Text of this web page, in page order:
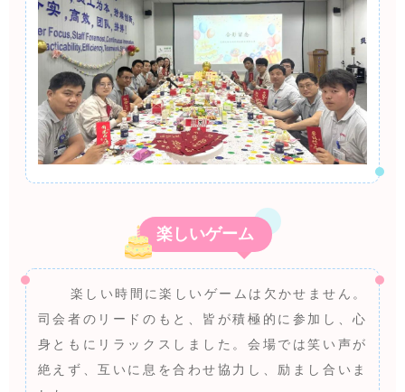
楽しいゲーム
楽しい時間に楽しいゲームは欠かせません。
司会者のリードのもと、皆が積極的に参加し、心
身ともにリラックスしました。会場では笑い声が
絶えず、互いに息を合わせ協力し、励まし合いま